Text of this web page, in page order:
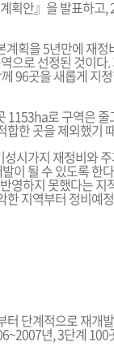
획안』을 발표하고,
획을 5년만에 재
으로 선정된 것이다
96곳을 새롭게 지
로 구역은
합한 곳을 제외했기
시가지 재정비와
이 될 수 있도록 한
영하지 못했다는 지
지역부터 정비예
단계적으로 재개
년, 3단계